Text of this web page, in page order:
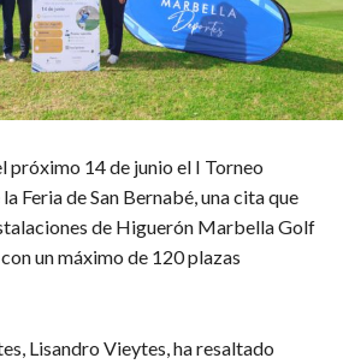
14 de junio el I Torneo
Feria de San Bernabé, una cita que
de Higuerón Marbella Golf
un máximo de 120 plazas
Lisandro Vieytes, ha resaltado